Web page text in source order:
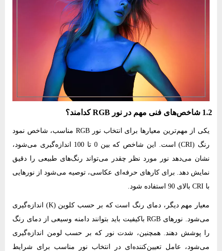
1.2 شاخص‌های فنی مهم در نور RGB کدامند؟
یکی از مهم‌ترین معیارها برای انتخاب نور RGB مناسب، شاخص نمود
رنگ (CRI) است. این شاخص که بین 0 تا 100 اندازه‌گیری می‌شود،
نشان می‌دهد نور مورد نظر چقدر می‌تواند رنگ‌های طبیعی را دقیق
نمایش دهد. برای کارهای حرفه‌ای عکاسی، توصیه می‌شود از نورهایی
با CRI بالای 90 استفاده شود.
معیار مهم دیگر، دمای رنگ است که بر حسب کلوین (K) اندازه‌گیری
می‌شود. نورهای RGB باکیفیت باید بتوانند دامنه وسیعی از دمای رنگ
را پوشش دهند. همچنین، شدت نور که بر حسب لومن اندازه‌گیری
می‌شود، عامل تعیین‌کننده‌ای در انتخاب نور مناسب برای شرایط